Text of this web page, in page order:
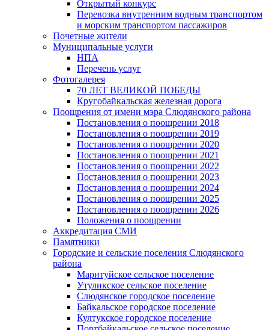
Открытый конкурс
Перевозка внутренним водным транспортом
и морским транспортом пассажиров
Почетные жители
Муниципальные услуги
НПА
Перечень услуг
Фотогалерея
70 ЛЕТ ВЕЛИКОЙ ПОБЕДЫ
Кругобайкальская железная дорога
Поощрения от имени мэра Слюдянского района
Постановления о поощрении 2018
Постановления о поощрении 2019
Постановления о поощрении 2020
Постановления о поощрении 2021
Постановления о поощрении 2022
Постановления о поощрении 2023
Постановления о поощрении 2024
Постановления о поощрении 2025
Постановления о поощрении 2026
Положения о поощрении
Аккредитация СМИ
Памятники
Городские и сельские поселения Слюдянского
района
Маритуйское сельское поселение
Утуликское сельское поселение
Слюдянское городское поселение
Байкальское городское поселение
Култукское городское поселение